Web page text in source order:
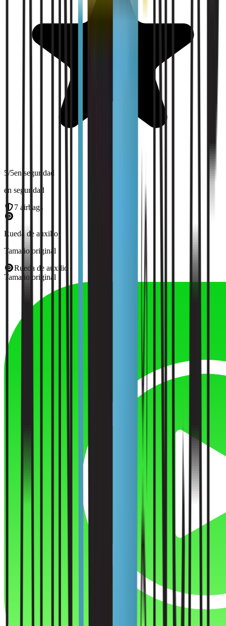
5 /5en seguridad
en seguridad
7 airbags
Rueda de auxilio
Tamaño original
Rueda de auxilio
Tamaño original